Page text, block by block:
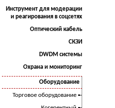
Инструмент для модерации
и реагирования в соцсетях
Оптический кабель
СКЗИ
DWDM системы
Охрана и мониторинг
Оборудование
Торговое оборудование